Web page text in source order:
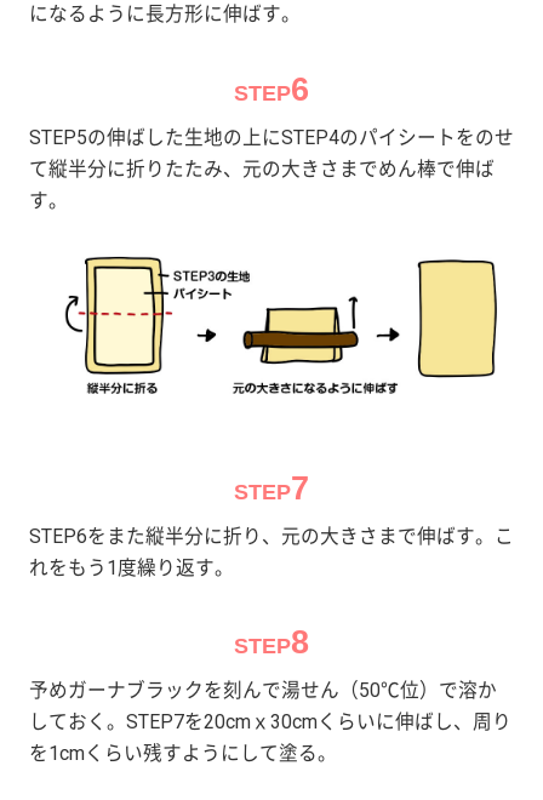
になるように長方形に伸ばす。
STEP6
STEP5の伸ばした生地の上にSTEP4のパイシートをのせ
て縦半分に折りたたみ、元の大きさまでめん棒で伸ば
す。
STEP7
STEP6をまた縦半分に折り、元の大きさまで伸ばす。こ
れをもう1度繰り返す。
STEP8
予めガーナブラックを刻んで湯せん（50℃位）で溶か
しておく。STEP7を20cmｘ30cmくらいに伸ばし、周り
を1cmくらい残すようにして塗る。